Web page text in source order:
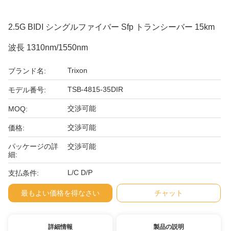
2.5G BIDI シングルファイバー Sfp トランシーバー 15km
波長 1310nm/1550nm
ブランド名: Trixon
モデル番号: TSB-4815-35DIR
MOQ: 交渉可能
価格: 交渉可能
パッケージの詳
細:
交渉可能
支払条件: L/C D/P
最もよい価格を得なさい チャット
詳細情報 製品の説明